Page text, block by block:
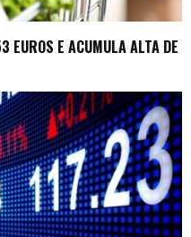
EUROS E ACUMULA ALTA DE